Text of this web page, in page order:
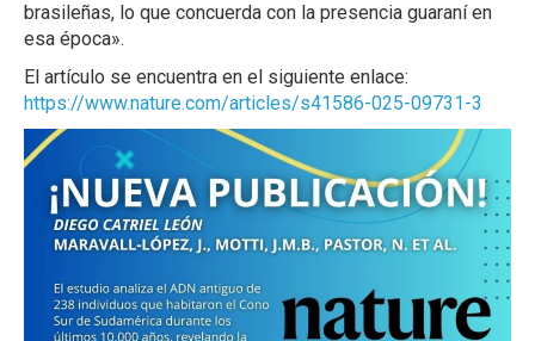
brasileñas, lo que concuerda con la presencia guaraní en
esa época».
El artículo se encuentra en el siguiente enlace:
https://www.nature.com/articles/s41586-025-09731-3